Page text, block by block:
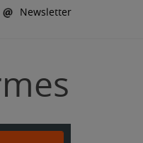
Newsletter